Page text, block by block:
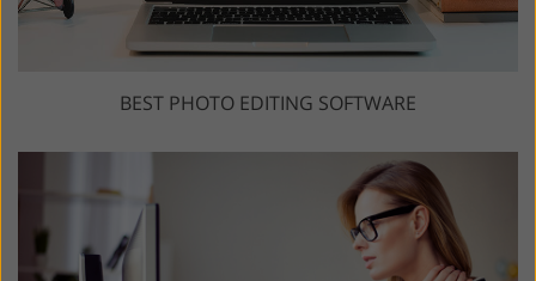
BEST PHOTO EDITING SOFTWARE